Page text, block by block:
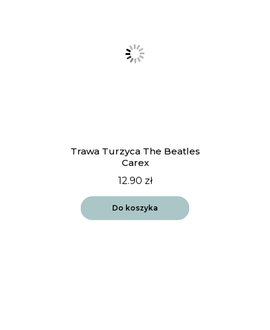
Trawa Turzyca The Beatles
Carex
12.90 zł
Do koszyka